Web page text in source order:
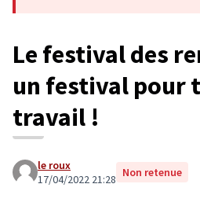
Le festival des
un festival pour
travail !
le roux
17/04/2022 21:28 Non retenue